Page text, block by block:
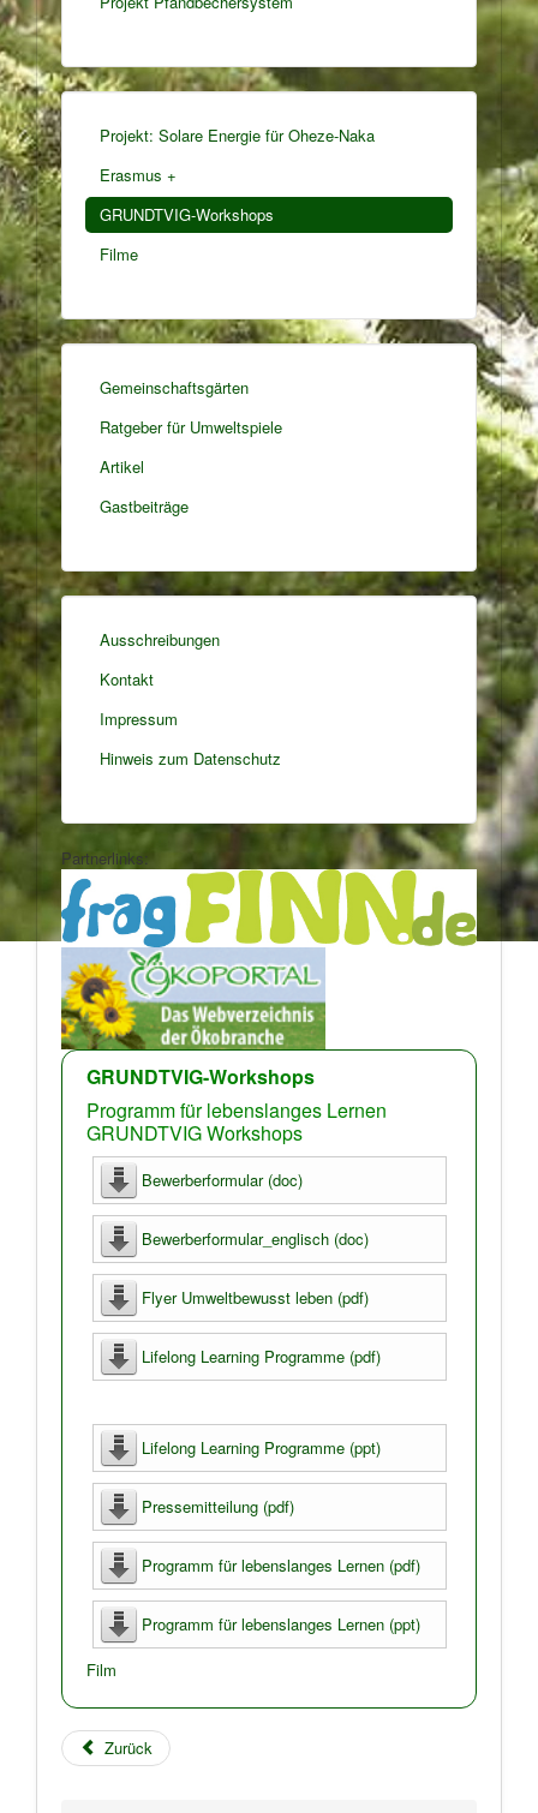
Projekt: Solare Energie für Oheze-Naka
Erasmus +
GRUNDTVIG-Workshops
Filme
Gemeinschaftsgärten
Ratgeber für Umweltspiele
Artikel
Gastbeiträge
Ausschreibungen
Kontakt
Impressum
Hinweis zum Datenschutz
Partnerlinks:
GRUNDTVIG-Workshops
Programm für lebenslanges Lernen
GRUNDTVIG Workshops
Bewerberformular (doc)
Bewerberformular_englisch (doc)
Flyer Umweltbewusst leben (pdf)
Lifelong Learning Programme (pdf)
Lifelong Learning Programme (ppt)
Pressemitteilung (pdf)
Programm für lebenslanges Lernen (pdf)
Programm für lebenslanges Lernen (ppt)
Film
Zurück